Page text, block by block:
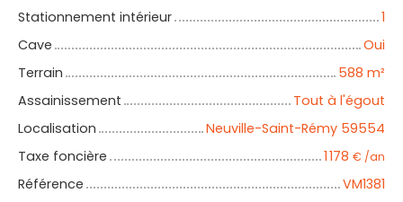
Stationnement intérieur
1
Cave
Oui
Terrain
588 m²
Assainissement
Tout à l'égout
Localisation
Neuville-Saint-Rémy 59554
Taxe foncière
1 178 € /an
Référence VM1381